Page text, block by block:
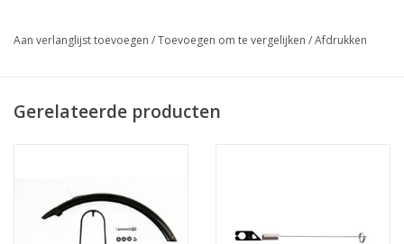
Aan verlanglijst toevoegen /Toevoegen om te vergelijken /Afdrukken
Gerelateerde producten